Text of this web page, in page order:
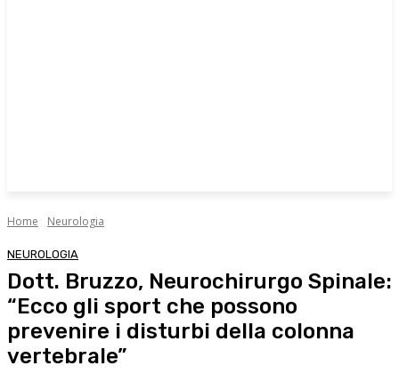
Home Neurologia
NEUROLOGIA
Dott. Bruzzo, Neurochirurgo Spinale:
“Ecco gli sport che possono
prevenire i disturbi della colonna
vertebrale”